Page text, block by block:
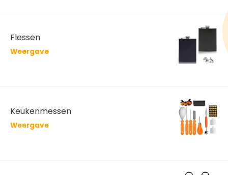
Flessen
Weergave
Keukenmessen
Weergave